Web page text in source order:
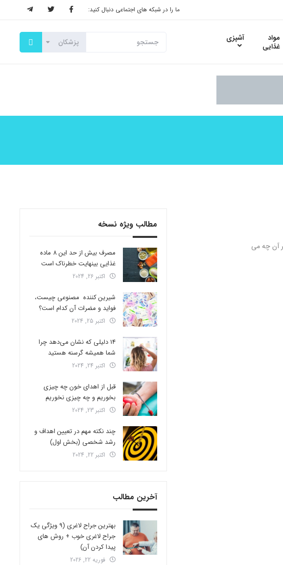
ما را در شبکه های اجتماعی دنبال کنید:
مواد
غذایی
آشپزی
آن چه می
مطالب ویژه نسخه
مصرف بیش از حد این 8 ماده
غذایی بینهایت خطرناک است
اکتبر 26, 2024
شیرین کننده مصنوعی چیست،
فواید و مضرات آن کدام است؟
اکتبر 25, 2024
14 دلیلی که نشان می‌دهد چرا
شما همیشه گرسنه هستید
اکتبر 24, 2024
قبل از اهدای خون چه چیزی
بخوریم و چه چیزی نخوریم
اکتبر 23, 2024
چند نکته مهم در تعیین اهداف و
رشد شخصی (بخش اول)
اکتبر 22, 2024
آخرین مطالب
بهترین جراح لاغری (9 ویژگی یک
جراح لاغری خوب + روش های
پیدا کردن آن)
فوریه 22, 2026